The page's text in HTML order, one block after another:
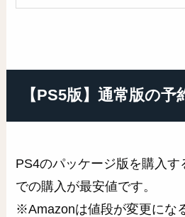
【PS5版】通常版の予
PS4のパッケージ版を購入す
での購入が最安値です。
※Amazonは値段が変更にな